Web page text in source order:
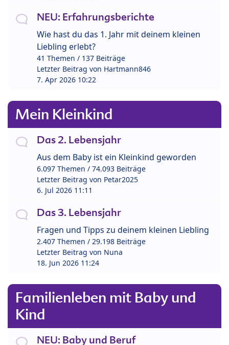
NEU: Erfahrungsberichte
Wie hast du das 1. Jahr mit deinem kleinen
Liebling erlebt?
41 Themen / 137 Beiträge
Letzter Beitrag von Hartmann846
7. Apr 2026 10:22
Mein Kleinkind
Das 2. Lebensjahr
Aus dem Baby ist ein Kleinkind geworden
6.097 Themen / 74.093 Beiträge
Letzter Beitrag von Petar2025
6. Jul 2026 11:11
Das 3. Lebensjahr
Fragen und Tipps zu deinem kleinen Liebling
2.407 Themen / 29.198 Beiträge
Letzter Beitrag von Nuna
18. Jun 2026 11:24
Familienleben mit Baby und
Kind
NEU: Baby und Beruf